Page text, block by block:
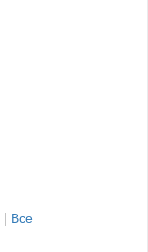
| Все